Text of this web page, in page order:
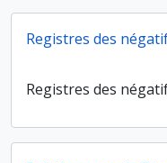
Registres des
Registres des